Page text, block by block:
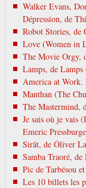
Walker Evans,
Dépression, de
Robot Stories, de
Love (Women in
The Movie Orgy,
Lamps, de Lamps
America at Work.
Manthan (The
The Mastermind,
Je sais où je vais
Emeric
Sirāt, de Óliver
Samba Traoré,
Pic de Tarbésou
Les 10 billets les